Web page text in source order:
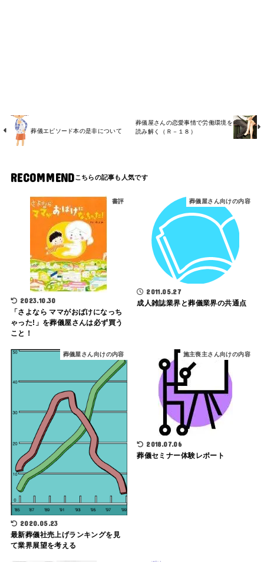
葬儀エピソード本の是非について
葬儀屋さんの恋愛事情で労働環境を
読み解く（Ｒ－１８）
RECOMMEND
書評
2023.10.30
「さよなら ママがおばけになっち
ゃった!」を葬儀屋さんは必ず買う
こと！
葬儀屋さん向けの内容
2011.05.27
成人雑誌業界と葬儀業界の共通点
葬儀屋さん向けの内容
2020.05.23
最新葬儀社売上げランキングを見
て業界展望を考える
施主喪主さん向けの内容
2018.07.06
葬儀セミナー体験レポート